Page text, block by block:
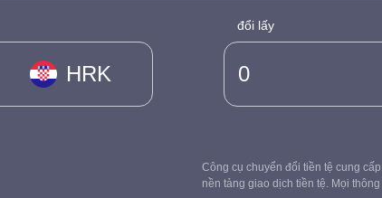
HRK
đổi lấy
Công cụ chuyển đổi tiền tệ cung
nền tảng giao dịch tiền tệ. Mọi